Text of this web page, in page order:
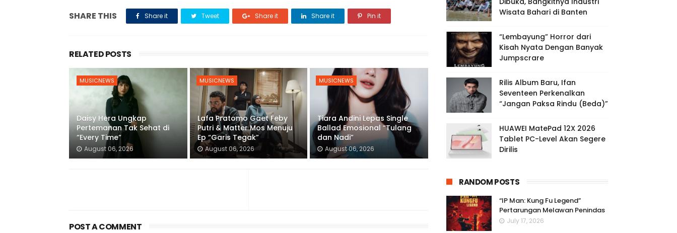
SHARE THIS Share it Tweet Share it Share it Pin it
RELATED POSTS
MUSICNEWS
Daisy Hera Ungkap
Pertemanan Tak Sehat di
“Every Time”
August 06, 2026
MUSICNEWS
Lafa Pratomo Gaet Feby
Putri & Matter Mos Menuju
Ep “Garis Tegak”
August 06, 2026
MUSICNEWS
Tiara Andini Lepas Single
Ballad Emosional “Tulang
dan Nadi”
August 06, 2026
POST A COMMENT
Wisata Bahari di Banten
“Lembayung” Horror dari
Kisah Nyata Dengan Banyak
Jumpscrare
Rilis Album Baru, Ifan
Seventeen Perkenalkan
“Jangan Paksa Rindu (Beda)”
HUAWEI MatePad 12X 2026
Tablet PC-Level Akan Segere
Dirilis
RANDOM POSTS
“IP Man: Kung Fu Legend”
Pertarungan Melawan Penindas
July 17, 2026